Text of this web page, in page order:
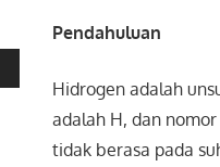
Pendahuluan
Hidrogen adalah
adalah H, dan
tidak berasa pada